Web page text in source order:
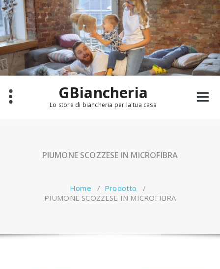
Salta
al
contenuto
GBiancheria
Lo store di biancheria per la tua casa
PIUMONE SCOZZESE IN MICROFIBRA
Home / Prodotto /
PIUMONE SCOZZESE IN MICROFIBRA